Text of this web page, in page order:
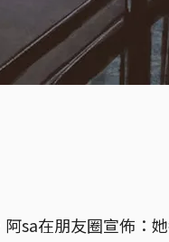
sa在朋友圈宣佈：